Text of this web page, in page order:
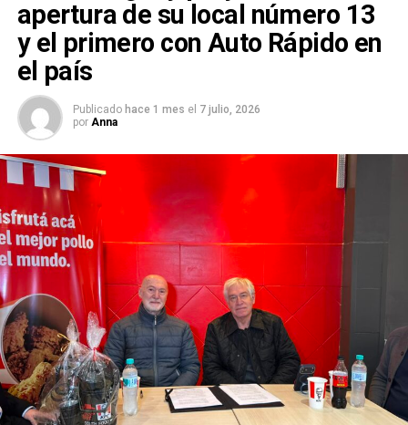
apertura de su local número 13
y el primero con Auto Rápido en
el país
Publicado hace 1 mes el 7 julio, 2026
por Anna